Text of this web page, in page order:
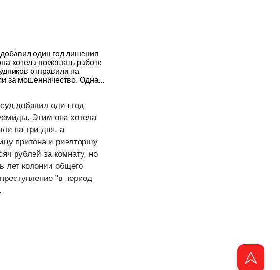
один год лишения
хотела помешать работе
отправили на
за мошенничество. Одна...
добавил один год
Этим она хотела
на три дня, а
притона и риелторшу
рублей за комнату, но
лет колонии общего
"в период